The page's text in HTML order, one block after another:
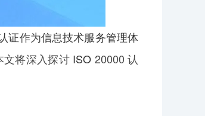
证作为信息技术服务管理体
文将深入探讨 ISO 20000 认